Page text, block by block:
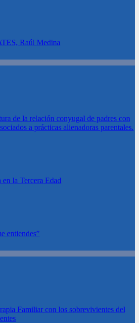
Raúl Medina
de la relación conyugal de padres con
a prácticas alienadoras parentales.
la Tercera Edad
entiendes”
Familiar con los sobrevivientes del